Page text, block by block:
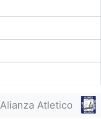
Alianza Atletico